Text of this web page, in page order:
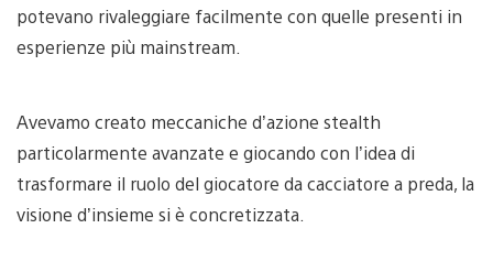
potevano rivaleggiare facilmente con quelle presenti in
esperienze più mainstream.
Avevamo creato meccaniche d’azione stealth
particolarmente avanzate e giocando con l’idea di
trasformare il ruolo del giocatore da cacciatore a preda, la
visione d’insieme si è concretizzata.